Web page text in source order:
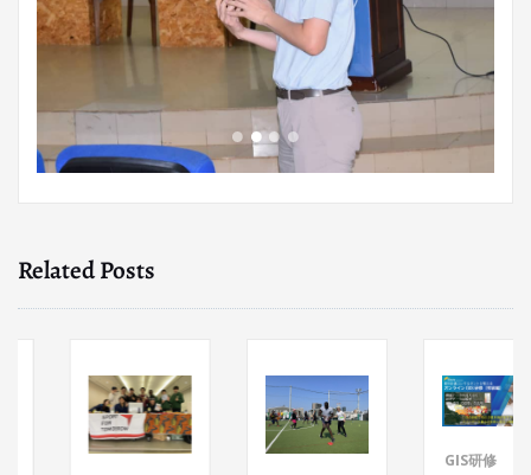
Related Posts
GIS研修